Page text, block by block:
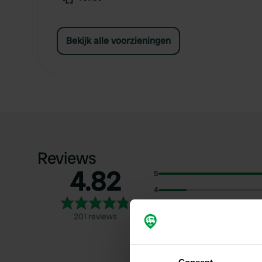
Bekijk alle voorzieningen
Reviews
4.82
201 reviews
5
4
2